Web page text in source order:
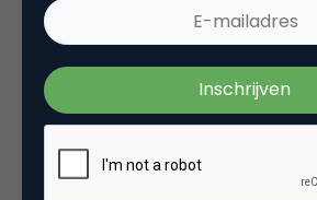
Peter de Wit
Zelf vind ik Snapchat totaal
bedrijven dit echt inzetten?